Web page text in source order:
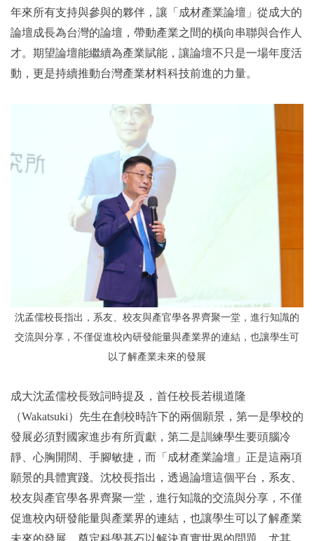
年來所有支持與參與的夥伴，讓「成材產業論壇」從成大的
論壇成長為台灣的論壇，帶動產業之間的橫向串聯與合作人
才。期望論壇能繼續為產業賦能，讓論壇不只是一場年度活
動，更是持續推動台灣產業材料科技前進的力量。
沈孟儒校長指出， 系友、校友與產官學各界齊聚一堂，進行知識的
交流與分享，不僅促進校內研發能量與產業界的連結，也讓學生可
以了解產業未來的發展
成大沈孟儒校長致詞時提及，首任校長若槻道隆
（Wakatsuki）先生在創校時許下的兩個願景，第一是學校的
發展必須對國家進步有所貢獻，第二是訓練學生要頭腦冷
靜、心胸開闊、手腳敏捷，而「成材產業論壇」正是這兩項
願景的具體實踐。沈校長指出，透過論壇這個平台，系友、
校友與產官學各界齊聚一堂，進行知識的交流與分享，不僅
促進校內研發能量與產業界的連結，也讓學生可以了解產業
未來的發展。奠定科學基石以解決真實世界的問題。尤其